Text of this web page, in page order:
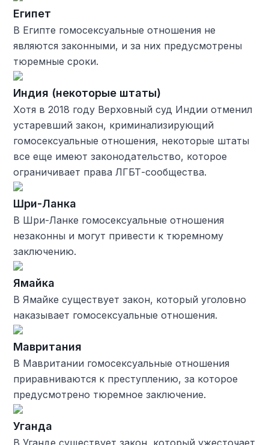
Египет
В Египте гомосексуальные отношения не
являются законными, и за них предусмотрены
тюремные сроки.
Индия (некоторые штаты)
Хотя в 2018 году Верховный суд Индии отменил
устаревший закон, криминализирующий
гомосексуальные отношения, некоторые штаты
все еще имеют законодательство, которое
ограничивает права ЛГБТ-сообщества.
Шри-Ланка
В Шри-Ланке гомосексуальные отношения
незаконны и могут привести к тюремному
заключению.
Ямайка
В Ямайке существует закон, который уголовно
наказывает гомосексуальные отношения.
Мавритания
В Мавритании гомосексуальные отношения
приравниваются к преступлению, за которое
предусмотрено тюремное заключение.
Уганда